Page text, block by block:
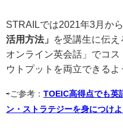
STRAILでは2021年3月から
活用方法」
を受講生に伝
オンライン英会話」でコ
ウトプットを両立できるよ
⇨ご参考： TOEIC高得点でも英
ン・ストラテジーを身につけ